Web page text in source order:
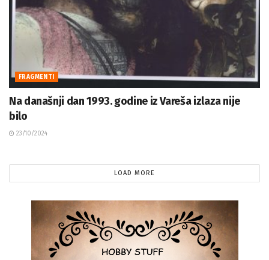
FRAGMENTI
Na današnji dan 1993. godine iz Vareša izlaza nije
bilo
23/10/2024
LOAD MORE